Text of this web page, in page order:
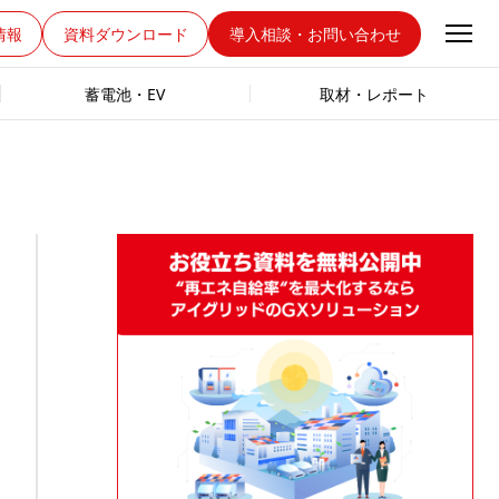
報 資料ダウンロード 導入相談・お問い合わせ
蓄電池・EV 取材・レポート